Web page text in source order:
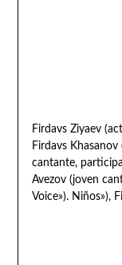
Firdavs Ziyaev
Firdavs
cantante,
Avezov (joven
Voice»). Niños»),